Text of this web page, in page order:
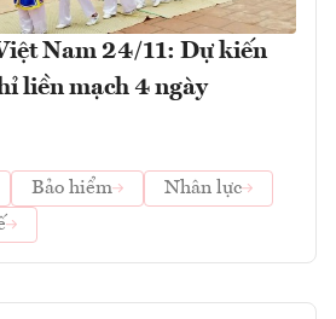
Nam 24/11: Dự kiến
liền mạch 4 ngày
Bảo hiểm
Nhân lực